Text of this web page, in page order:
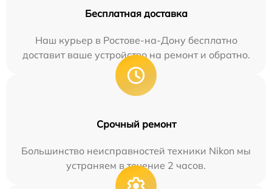
Бесплатная доставка
Наш курьер в Ростове-на-Дону бесплатно
доставит ваше устройство на ремонт и обратно.
Срочный ремонт
Большинство неисправностей техники Nikon мы
устраняем в течение 2 часов.